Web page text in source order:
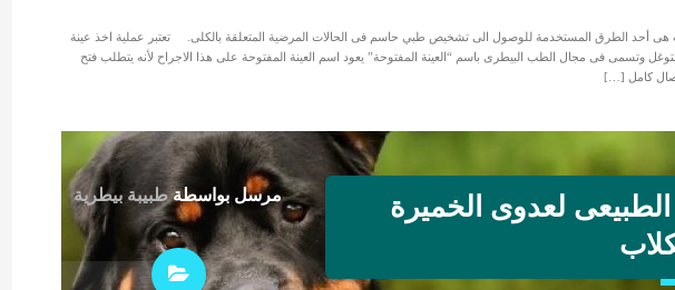
هى أحد الطرق المستخدمة للوصول الى تشخيص طبي حاسم فى الحالات المرضية المتعلقة بالكلى. تعتبر عملية اخذ عينة
وتسمى فى مجال الطب البيطرى باسم “العينة المفتوحة” يعود اسم العينة المفتوحة على هذا الاجراح لأنه يتطلب فتح
كامل […]
الطبيعى لعدوى الخميرة
مرسل بواسطةطبيبة بيطرية